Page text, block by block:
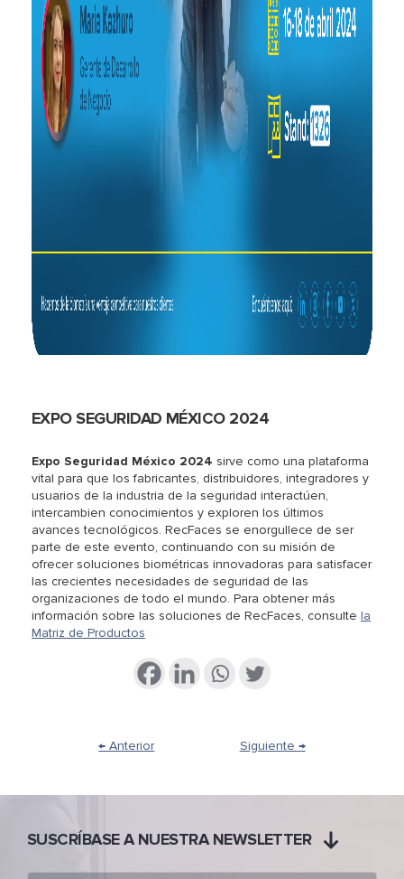
EXPO SEGURIDAD MÉXICO 2024
Expo Seguridad México 2024 sirve como una plataforma
vital para que los fabricantes, distribuidores, integradores y
usuarios de la industria de la seguridad interactúen,
intercambien conocimientos y exploren los últimos
avances tecnológicos. RecFaces se enorgullece de ser
parte de este evento, continuando con su misión de
ofrecer soluciones biométricas innovadoras para satisfacer
las crecientes necesidades de seguridad de las
organizaciones de todo el mundo. Para obtener más
información sobre las soluciones de RecFaces, consulte la
Matriz de Productos
← Anterior Siguiente →
SUSCRÍBASE A NUESTRA NEWSLETTER